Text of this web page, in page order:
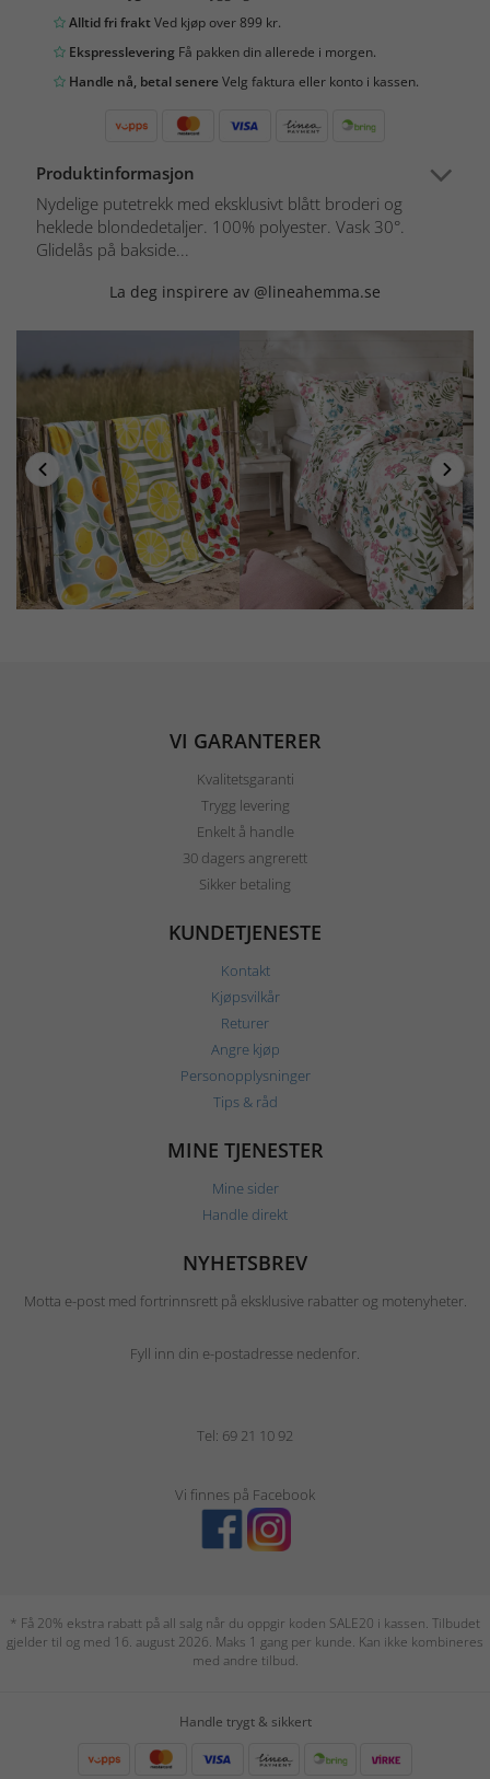
Alltid fri fraktVed kjøp over 899 kr.
Ekspresslevering Få pakken din allerede i morgen.
Handle nå, betal senereVelg faktura eller konto i kassen.
Produktinformasjon
Nydelige putetrekk med eksklusivt blått broderi og
heklede blondedetaljer. 100% polyester. Vask 30°.
Glidelås på bakside...
La deg inspirere av @lineahemma.se
VI GARANTERER
Kvalitetsgaranti
Trygg levering
Enkelt å handle
30 dagers angrerett
Sikker betaling
KUNDETJENESTE
Kontakt
Kjøpsvilkår
Returer
Angre kjøp
Personopplysninger
Tips & råd
MINE TJENESTER
Mine sider
Handle direkt
NYHETSBREV
Motta e-post med fortrinnsrett på eksklusive rabatter og motenyheter.
Fyll inn din e-postadresse nedenfor.
Tel: 69 21 10 92
Vi finnes på Facebook
* Få 20% ekstra rabatt på all salg når du oppgir koden SALE20 i kassen. Tilbudet
gjelder til og med 16. august 2026. Maks 1 gang per kunde. Kan ikke kombineres
med andre tilbud.
Handle trygt & sikkert